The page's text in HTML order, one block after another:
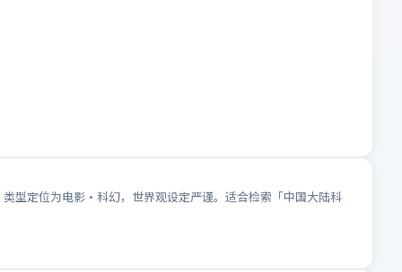
型定位为电影·科幻，世界观设定严谨。适合检索「中国大陆科